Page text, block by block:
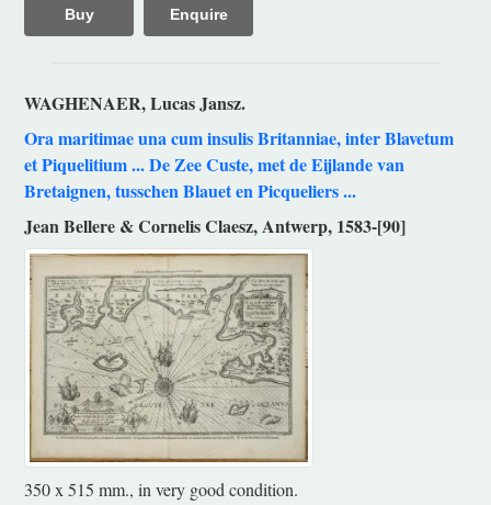
Buy Enquire
WAGHENAER, Lucas Jansz.
Ora maritimae una cum insulis Britanniae, inter Blavetum
et Piquelitium ... De Zee Custe, met de Eijlande van
Bretaignen, tusschen Blauet en Picqueliers ...
Jean Bellere & Cornelis Claesz, Antwerp, 1583-[90]
350 x 515 mm., in very good condition.